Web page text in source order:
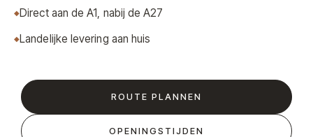
Direct aan de A1, nabij de A27
Landelijke levering aan huis
ROUTE PLANNEN
OPENINGSTIJDEN